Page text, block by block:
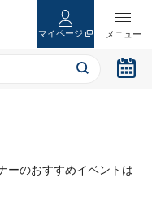
マイページ
ーのおすすめイベントは